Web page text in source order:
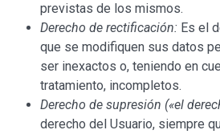
previstas de los mismos.
Derecho de rectificación: Es el
que se modifiquen sus datos
ser inexactos o, teniendo en
tratamiento, incompletos.
Derecho de supresión («el
derecho del Usuario, siempre